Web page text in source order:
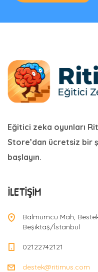
Eğitici zeka oyunları
Store’dan ücretsiz bir
başlayın.
İLETIŞIM
Balmumcu Mah,
Beşiktaş/İstanbul
02122742121
destek@ritimus.com